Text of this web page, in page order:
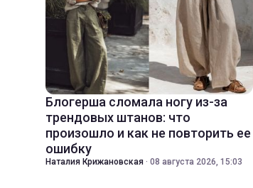
Блогерша сломала ногу из-за
трендовых штанов: что
произошло и как не повторить ее
ошибку
Наталия Крижановская · 08 августа 2026, 15:03